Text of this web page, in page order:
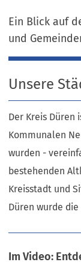
Ein Blick auf
und
Unsere
Der Kreis Düren
Kommunalen
wurden -
bestehenden
Kreisstadt und
Düren wurde
Im Video: